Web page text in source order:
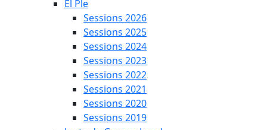
El Ple
Sessions 2026
Sessions 2025
Sessions 2024
Sessions 2023
Sessions 2022
Sessions 2021
Sessions 2020
Sessions 2019